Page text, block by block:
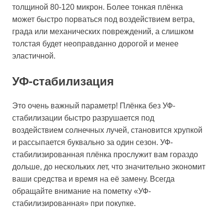
толщиной 80-120 микрон. Более тонкая плёнка
может быстро порваться под воздействием ветра,
града или механических повреждений, а слишком
толстая будет неоправданно дорогой и менее
эластичной.
УФ-стабилизация
Это очень важный параметр! Плёнка без УФ-
стабилизации быстро разрушается под
воздействием солнечных лучей, становится хрупкой
и рассыпается буквально за один сезон. УФ-
стабилизированная плёнка прослужит вам гораздо
дольше, до нескольких лет, что значительно экономит
ваши средства и время на её замену. Всегда
обращайте внимание на пометку «УФ-
стабилизированная» при покупке.